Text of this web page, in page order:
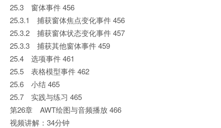
25.3 窗体事件 456
25.3.1 捕获窗体焦点变化事件 456
25.3.2 捕获窗体状态变化事件 457
25.3.3 捕获其他窗体事件 459
25.4 选项事件 461
25.5 表格模型事件 462
25.6 小结 465
25.7 实践与练习 465
第26章 AWT绘图与音频播放 466
视频讲解：34分钟